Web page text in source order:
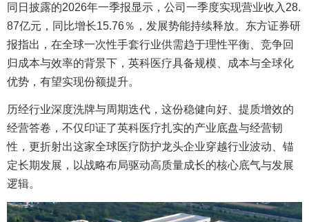
同日披露的2026年一季报显示，公司一季度实现营业收入28.
87亿元，同比增长15.76％，发展势能持续释放。东方证券研
报指出，在全球一次性手套行业供需趋于理性平衡、竞争回
归成本与效率的背景下，英科医疗具备规模、成本与全球化
优势，有望实现份额提升。
历经行业深度洗牌与周期迭代，这份稳健向好、提质增效的
经营答卷，不仅印证了英科医疗扎实的产业底盘与经营韧
性，更折射出这家全球医疗防护龙头企业穿越行业波动、锚
定长期发展，以战略布局驱动高质量成长的核心底气与发展
逻辑。